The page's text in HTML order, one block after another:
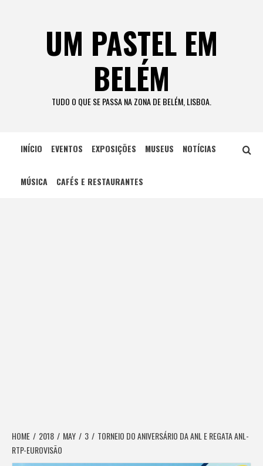
UM PASTEL EM
BELÉM
TUDO O QUE SE PASSA NA ZONA DE BELÉM, LISBOA.
INÍCIO EVENTOS EXPOSIÇÕES MUSEUS NOTÍCIAS
MÚSICA CAFÉS E RESTAURANTES
HOME 2018 MAY 3
TORNEIO DO ANIVERSÁRIO DA ANL E REGATA ANL-
RTP-EUROVISÃO